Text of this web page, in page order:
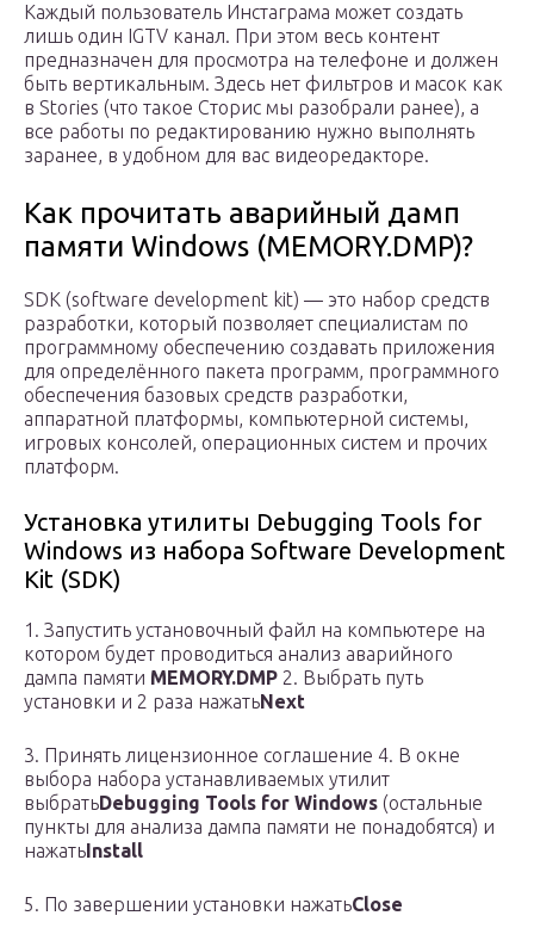
Каждый пользователь Инстаграма может создать
лишь один IGTV канал. При этом весь контент
предназначен для просмотра на телефоне и должен
быть вертикальным. Здесь нет фильтров и масок как
в Stories (что такое Сторис мы разобрали ранее), а
все работы по редактированию нужно выполнять
заранее, в удобном для вас видеоредакторе.
Как прочитать аварийный дамп
памяти Windows (MEMORY.DMP)?
SDK (software development kit) — это набор средств
разработки, который позволяет специалистам по
программному обеспечению создавать приложения
для определённого пакета программ, программного
обеспечения базовых средств разработки,
аппаратной платформы, компьютерной системы,
игровых консолей, операционных систем и прочих
платформ.
Установка утилиты Debugging Tools for
Windows из набора Software Development
Kit (SDK)
1. Запустить установочный файл на компьютере на
котором будет проводиться анализ аварийного
дампа памяти MEMORY.DMP 2. Выбрать путь
установки и 2 раза нажатьNext
3. Принять лицензионное соглашение 4. В окне
выбора набора устанавливаемых утилит
выбратьDebugging Tools for Windows (остальные
пункты для анализа дампа памяти не понадобятся) и
нажатьInstall
5. По завершении установки нажатьClose